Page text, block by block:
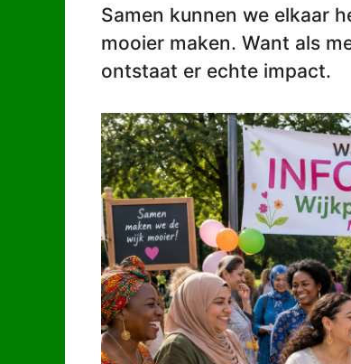
Samen kunnen we elkaar
mooier maken. Want als
ontstaat er echte impact.